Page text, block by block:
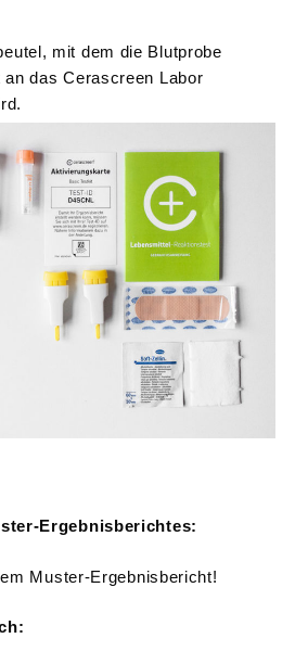
mit dem die Blutprobe
das Cerascreen Labor
Ergebnisberichtes:
Muster-Ergebnisbericht!